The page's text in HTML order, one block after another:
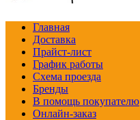
Главная
Доставка
Прайст-лист
График работы
Схема проезда
Бренды
В помощь покупателю
Онлайн-заказ